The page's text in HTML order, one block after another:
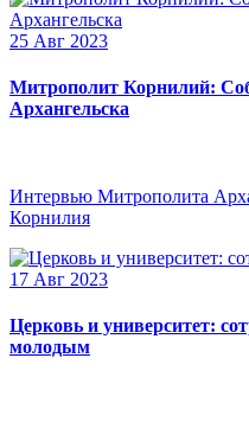
25 Авг 2023
Митрополит Корнилий:
Архангельска
Интервью Митрополита
Корнилия
17 Авг 2023
Церковь и университет:
молодым